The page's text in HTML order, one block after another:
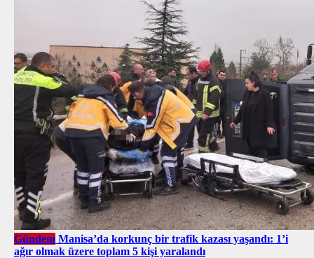
Gündem Manisa’da korkunç bir trafik kazası yaşandı: 1’i
ağır olmak üzere toplam 5 kişi yaralandı